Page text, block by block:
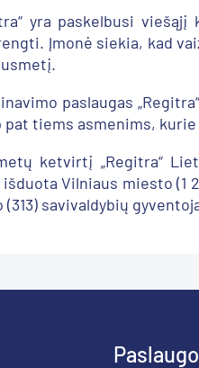
yra paskelbusi
Įmonė siekia, kad
paslaugas
tiems asmenims,
ketvirtį „Regitra“
Vilniaus miesto (1
savivaldybių